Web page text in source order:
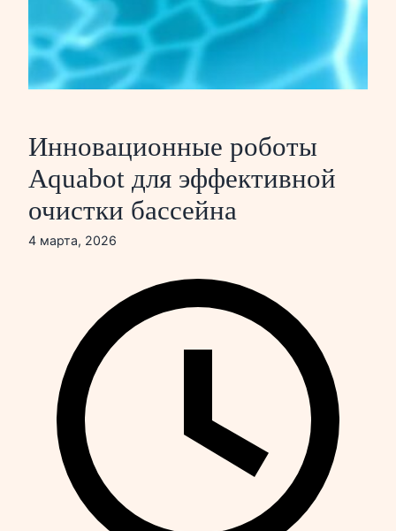
Инновационные роботы
Aquabot для эффективной
очистки бассейна
4 марта, 2026